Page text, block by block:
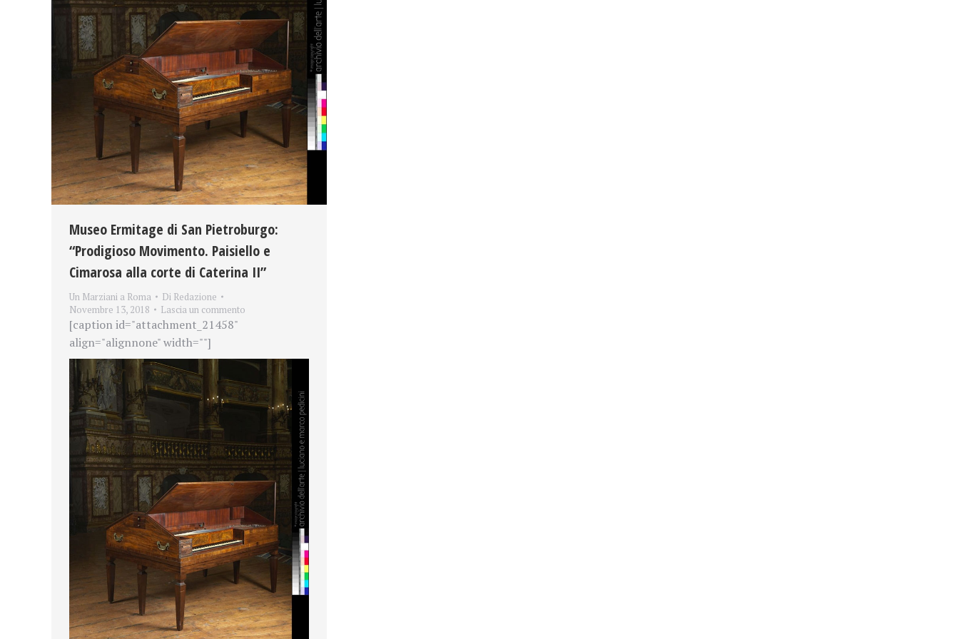
Museo Ermitage di San Pietroburgo:
“Prodigioso Movimento. Paisiello e
Cimarosa alla corte di Caterina II”
Un Marziani a Roma Di Redazione
Novembre 13, 2018
Lascia un commento
[caption id="attachment_21458"
align="alignnone" width=""]